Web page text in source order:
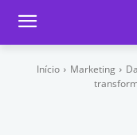
Início Marketing